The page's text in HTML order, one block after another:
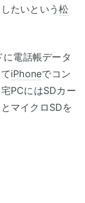
たいという 松
電話帳データ
iPhoneでコン
PCにはSDカー
マイクロSDを